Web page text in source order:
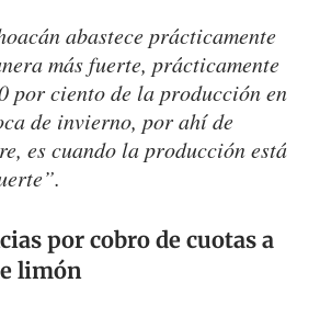
abastece prácticamente
más fuerte, prácticamente
por ciento de la producción en
de invierno, por ahí de
es cuando la producción está
por cobro de cuotas a
limón